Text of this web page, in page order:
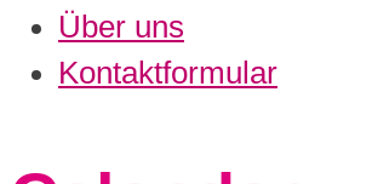
Über uns
Kontaktformular